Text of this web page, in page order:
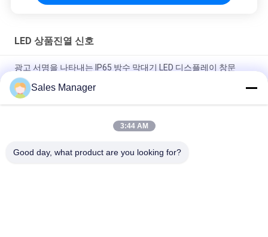
LED 상품진열 신호
광고 서명을 나타내는 IP65 방수 막대기 LED 디스플레이 창문
프로그램 가능한 P5 RGB는 상품진열 신호 비디오 광고 보드를 이
끌었습니다
RGB 풀 컬러 두 면은 스크롤링 패널 야외 비디오 화면을 이끌었습
Sales Manager
3:44 AM
Good day, what product are you looking for?